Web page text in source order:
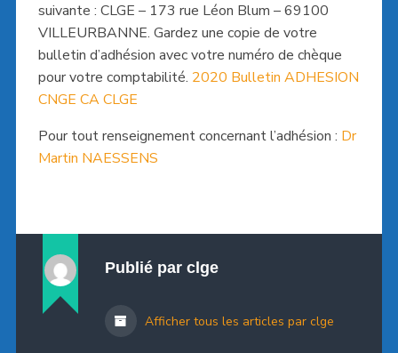
suivante : CLGE – 173 rue Léon Blum – 69100
VILLEURBANNE. Gardez une copie de votre
bulletin d’adhésion avec votre numéro de chèque
pour votre comptabilité. 2020 Bulletin ADHESION
CNGE CA CLGE
Pour tout renseignement concernant l’adhésion : Dr
Martin NAESSENS
Publié par clge
Afficher tous les articles par clge